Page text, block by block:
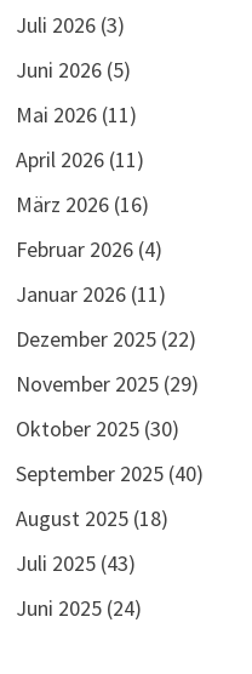
Juli 2026 (3)
Juni 2026 (5)
Mai 2026 (11)
April 2026 (11)
März 2026 (16)
Februar 2026 (4)
Januar 2026 (11)
Dezember 2025 (22)
November 2025 (29)
Oktober 2025 (30)
September 2025 (40)
August 2025 (18)
Juli 2025 (43)
Juni 2025 (24)